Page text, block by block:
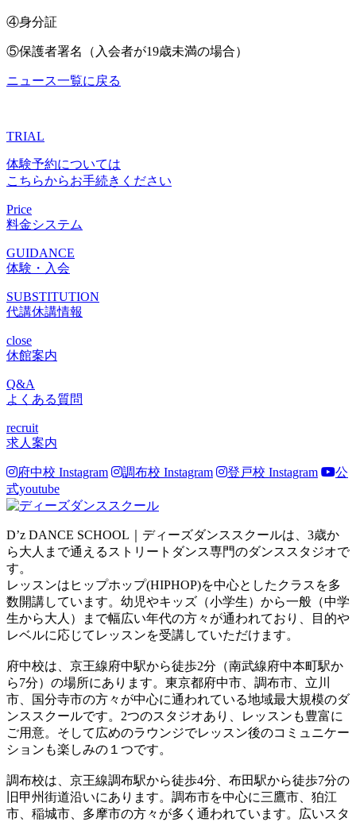
④身分証
⑤保護者署名（入会者が19歳未満の場合）
ニュース一覧に戻る
TRIAL
体験予約については
こちらからお手続きください
Price
料金システム
GUIDANCE
体験・入会
SUBSTITUTION
代講休講情報
close
休館案内
Q&A
よくある質問
recruit
求人案内
府中校 Instagram 調布校 Instagram 登戸校 Instagram
公
式youtube
D’z DANCE SCHOOL｜ディーズダンススクールは、3歳か
ら大人まで通えるストリートダンス専門のダンススタジオで
す。
レッスンはヒップホップ(HIPHOP)を中心としたクラスを多
数開講しています。幼児やキッズ（小学生）から一般（中学
生から大人）まで幅広い年代の方々が通われており、目的や
レベルに応じてレッスンを受講していただけます。
府中校は、京王線府中駅から徒歩2分（南武線府中本町駅か
ら7分）の場所にあります。東京都府中市、調布市、立川
市、国分寺市の方々が中心に通われている地域最大規模のダ
ンススクールです。2つのスタジオあり、レッスンも豊富に
ご用意。そして広めのラウンジでレッスン後のコミュニケー
ションも楽しみの１つです。
調布校は、京王線調布駅から徒歩4分、布田駅から徒歩7分の
旧甲州街道沿いにあります。調布市を中心に三鷹市、狛江
市、稲城市、多摩市の方々が多く通われています。広いスタ